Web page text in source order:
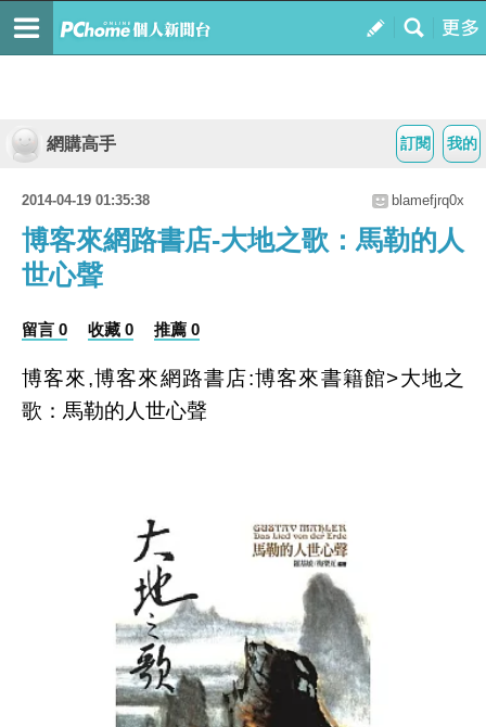
我的
訂閱
網購高手
2014-04-19 01:35:38 blamefjrq0x
博客來網路書店-大地之歌：馬勒的人
世心聲
留言 0 收藏 0 推薦 0
博客來,博客來網路書店:博客來書籍館>大地之
歌：馬勒的人世心聲